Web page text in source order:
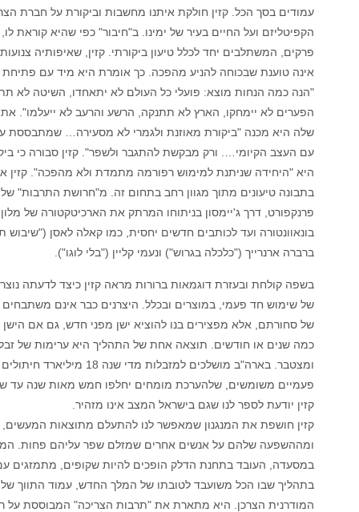
עמודים בסך הכל. קזין חולקת איתנו מחשבות וביקורת על חברת
הקפיטליזם ועל החיים בעיר של ימינו. ב"חיבור" כפי שהיא קוראת
פרקים, המשתלבים יחד לכלל טיעון ביקורתי. קזין, שאיפותיה
אינה טוענת שבכוחה להניע מהפכה. כך אומרת היא מיד עם
"הנה כמה הנחות מוצא: פועלי כל העולם לא יתאחדו, השיטה לא
הפערים לא יימחקו, הארץ לא תתנקה, הרשע והרעב לא ייעלמו". את
שלה היא מכנה "ביקורת מאוזנת ולגמרי לא מסעירה… שמתבססת
עם העצב הקיומי…. ורק מבקשת להתגבר ולשפר". קזין סבורה כי
היא "היחידה שניתנת למימוש רפורמה מתמדת ולא מהפכה". קזין
בתבונה טיעונים מתוך מגוון רחב בתחום זה. מ"חרושת התרבות"
פרנקפורט, דרך ג'יימסון בניתוחו המרתק את הארכיטקטורה של מלון
בונאוונטורה ועד לכותבים חדשים יחסית, כמו קאלה לאסן ("שיבוש
ברברה ארנרייך ("כלכלה בגרוש") ונעמי קליין ("בלי לוגו").
בשפה קולחת ובעזרת דוגמאות ברורות מראה קזין כיצד לדעתה
של שימוש חד פעמי, במוצרים ובכלל. היצרנים כבר אינם משתבחים
של סחורתם, אלא מפצירים בנו להוציא ישן מפני חדש, גם אם הישן
כמה שנים או חודשים. תוצאה אחת של התהליך היא ערימות של
ומצטבר. בארה"ב מושלכים למזבלות מדי שנה 18 מיליארד
פעמיים משומשים, שלהערכת מומחים יחלפו חמש מאות שנה עד
קזין יודעת לספר לנו שגם בישראל המצב אינו מזהיר.
קזין חושפת את המנגנון שמאפשר לנו להתעלם מתוצאות המעשים,
ומההשפעה שלהם על אנשים אחרים שמזלם שפר עליהם פחות.
במסעדה, העובד בתחנת הדלק הופכים להיות שקופים, מתמזגים
בתהליך שבו הכל משועבד לטובתו של המלך החדש, עמוד התווך
המודרנית הצרכן. היא מתארת את "תרבות הצריכה" המבוססת על